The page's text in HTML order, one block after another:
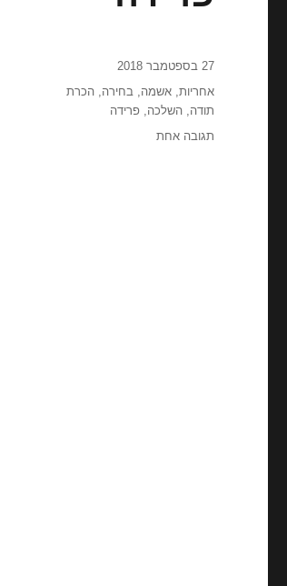
פורסם
27 בספטמבר 2018
תגיות
אחריות,אשמה,בחירה,הכרת
תודה,השלכה,פרידה
תגובה אחתעל